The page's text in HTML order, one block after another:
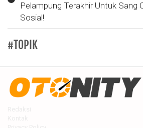
Pelampung Terakhir Untuk Sang
Sosial!
#TOPIK